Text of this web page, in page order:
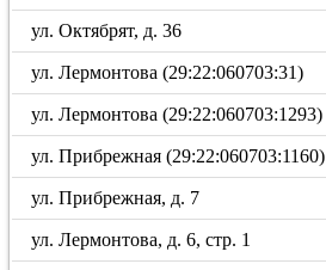
ул. Октябрят, д. 36
ул. Лермонтова (29:22:060703:31)
ул. Лермонтова (29:22:060703:1293)
ул. Прибрежная (29:22:060703:1160)
ул. Прибрежная, д. 7
ул. Лермонтова, д. 6, стр. 1